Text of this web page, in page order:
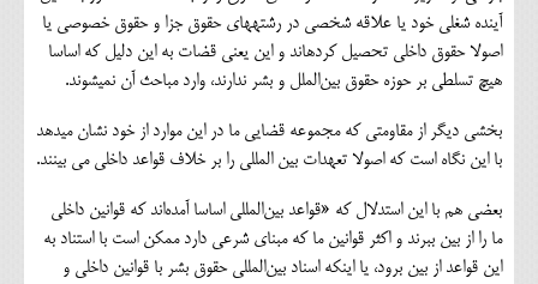
آینده شغلی خود یا علاقه شخصی در رشته‎های حقوق جزا و حقوق خصوصی یا
اصولا حقوق داخلی تحصیل کرده‎اند و این یعنی قضات به این دلیل که اساسا
هیچ تسلطی بر حوزه حقوق بین‌الملل و بشر ندارند، وارد مباحث آن نمی‎شوند.
بخشی دیگر از مقاومتی که مجموعه قضایی ما در این موارد از خود نشان می‎دهد
با این نگاه است که اصولا تعهدات بین المللی را بر خلاف قواعد داخلی می بینند.
بعضی هم با این استدلال که «قواعد بین‌المللی اساسا آمده‌اند که قوانین داخلی
ما را از بین ببرند و اکثر قوانین ما که مبنای شرعی دارد ممکن است با استناد به
این قواعد از بین برود، یا اینکه اسناد بین‌المللی حقوق بشر با قوانین داخلی و